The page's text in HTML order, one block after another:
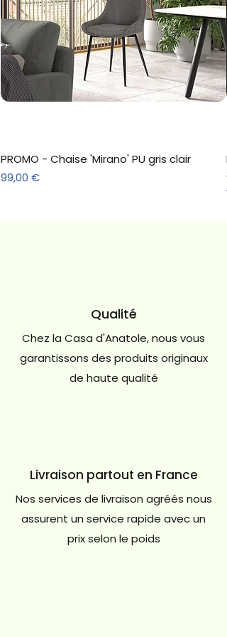
PROMO - Chaise 'Mirano' PU gris clair
Prix
99,00 €
Qualité
Chez la Casa d'Anatole, nous vous
garantissons des produits originaux
de haute qualité
Livraison partout en France
Nos services de livraison agréés nous
assurent un service rapide avec un
prix selon le poids